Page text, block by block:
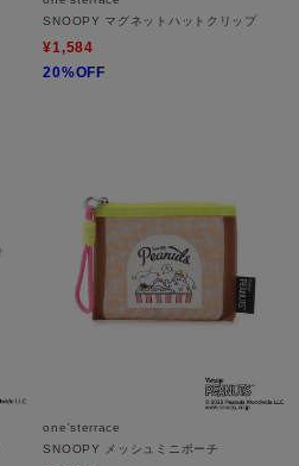
SNOOPY マグネットハットクリップ
¥1,584
20%OFF
one'sterrace
SNOOPY メッシュミニポーチ